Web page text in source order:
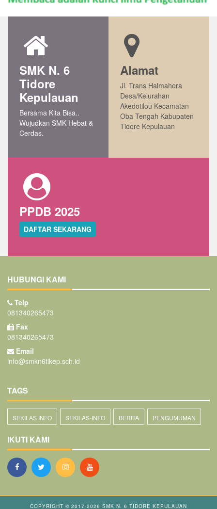
SMK N. 6
Tidore
Kepulauan
Bersama Kita Bisa..
Wujudkan SMK Hebat &
Cerdas.
Alamat
Jl. Trans Halmahera
Desa/Kelurahan
Akedotilou Kecamatan
Oba Tengah Kabupaten
Tidore Kepulauan
PPDB 2025
DAFTAR SEKARANG
HUBUNGI KAMI
Telp
081340265473
Fax
081340265473
Email
info@smkn6tikep.sch.id
TAGS
SEKILAS INFO SEKILAS-INFO BERITA PENGUMUMAN
IKUTI KAMI
COPYRIGHT © 2017-2026 SMK N. 6 TIDORE KEPULAUAN